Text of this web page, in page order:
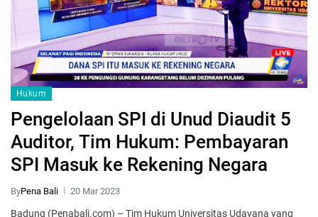
Hukum
Pengelolaan SPI di Unud Diaudit 5
Auditor, Tim Hukum: Pembayaran
SPI Masuk ke Rekening Negara
ByPena Bali 20 Mar 2023
Badung (Penabali.com) – Tim Hukum Universitas Udayana yang